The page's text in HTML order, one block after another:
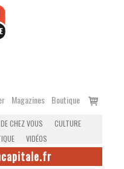
Magazines Boutique
Voir
CHEZ VOUS
CULTURE
VIDÉOS